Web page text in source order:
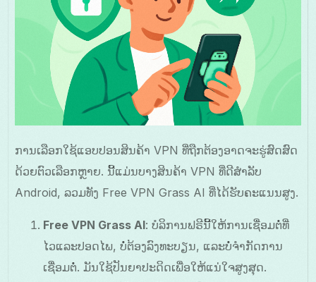
ການເລືອກໃຊ້ແອບປອນສິນຄ້າ VPN ທີ່ຖືກຕ້ອງອາດຈະຮູ່ສົດສົດ
ດ້ວຍຕົວເລືອກຫຼາຍ. ນີ້ແມ່ນບາງສິນຄ້າ VPN ທີ່ດີສຳລັບ
Android, ລວມທັງ Free VPN Grass AI ທີ່ໄດ້ຮັບຄະແນນສູງ.
Free VPN Grass AI: ບໍລິການຟຣີນີ້ໃຫ້ການເຊື່ອມຕໍ່ທີ່
ໄວແລະປອດໄພ, ບໍ່ຕ້ອງລົງທະບຽນ, ແລະບໍ່ຈຳກັດການ
ເຊື່ອມຕໍ່. ມັນໃຊ້ປັນຍາປະດິດເພື່ອໃຫ້ແນ່ໃຈສູງສຸດ.